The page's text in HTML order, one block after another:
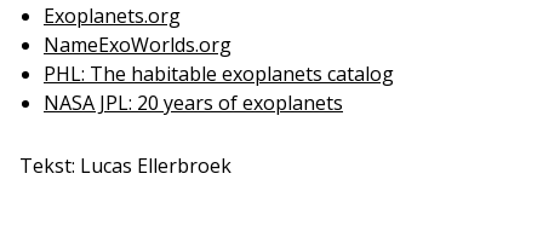
Exoplanets.org
NameExoWorlds.org
PHL: The habitable exoplanets catalog
NASA JPL: 20 years of exoplanets
Tekst: Lucas Ellerbroek